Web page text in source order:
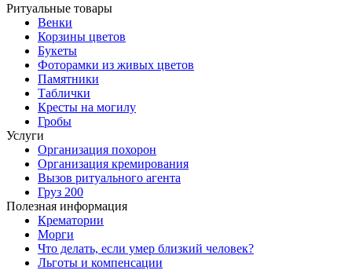
Ритуальные товары
Венки
Корзины цветов
Букеты
Фоторамки из живых цветов
Памятники
Таблички
Кресты на могилу
Гробы
Услуги
Организация похорон
Организация кремирования
Вызов ритуального агента
Груз 200
Полезная информация
Крематории
Морги
Что делать, если умер близкий человек?
Льготы и компенсации